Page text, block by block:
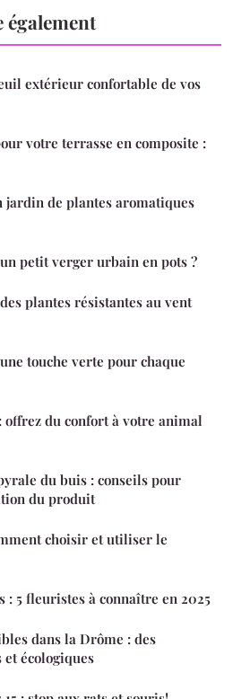
extérieur confortable de vos
votre terrasse en composite :
jardin de plantes aromatiques
petit verger urbain en pots ?
plantes résistantes au vent
touche verte pour chaque
offrez du confort à votre animal
du buis : conseils pour
du produit
choisir et utiliser le
: 5 fleuristes à connaître en 2025
dans la Drôme : des
écologiques